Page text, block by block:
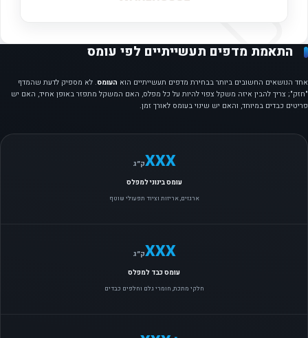
התאמת מדפים תעשייתיים לפי עומס
אחד הנושאים החשובים ביותר בבחירת מדפים תעשייתיים הוא העומס. לא מספיק לדעת שהמדף
"חזק"; צריך להבין איזה משקל צפוי להיות על כל מפלס, האם המשקל מתפזר באופן אחיד, האם יש
פריטים כבדים במיוחד, והאם יש שינוי בעומס לאורך זמן.
XXXק״ג
עומס בינוני למפלס
ארגזים, אריזות וציוד תפעולי שוטף
XXXק״ג
עומס כבד למפלס
חלקי מתכת, חומרי גלם וחלפים כבדים